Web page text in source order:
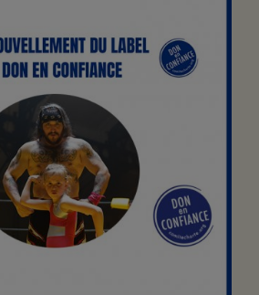
FAIRE UN DON
ASSURANCE VIE/LEGS
ESPACE PRESSE
DEVENIR
UN PETIT PRINCE